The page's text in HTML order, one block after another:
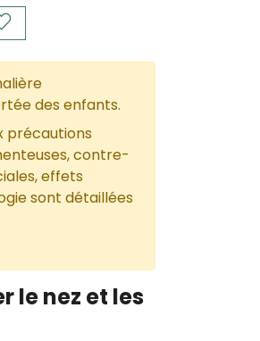
des enfants.
précautions
contre-
effets
sont détaillées
le nez et les